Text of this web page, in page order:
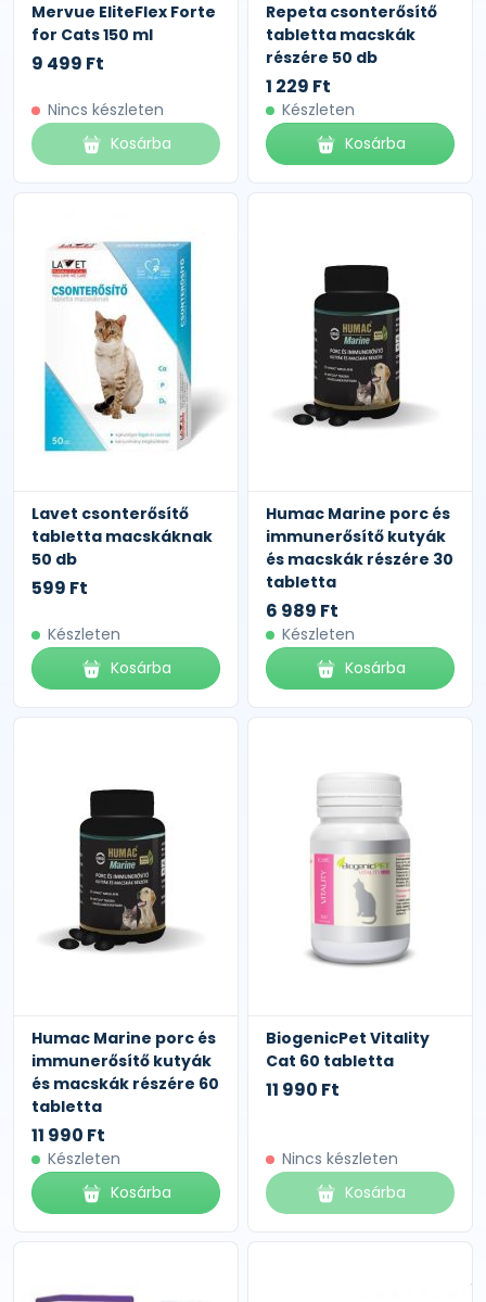
Mervue EliteFlex Forte
for Cats 150 ml
9 499 Ft
Nincs készleten
Kosárba
Repeta csonterősítő
tabletta macskák
részére 50 db
1 229 Ft
Készleten
Kosárba
Lavet csonterősítő
tabletta macskáknak
50 db
599 Ft
Készleten
Kosárba
Humac Marine porc és
immunerősítő kutyák
és macskák részére 30
tabletta
6 989 Ft
Készleten
Kosárba
Humac Marine porc és
immunerősítő kutyák
és macskák részére 60
tabletta
11 990 Ft
Készleten
Kosárba
BiogenicPet Vitality
Cat 60 tabletta
11 990 Ft
Nincs készleten
Kosárba